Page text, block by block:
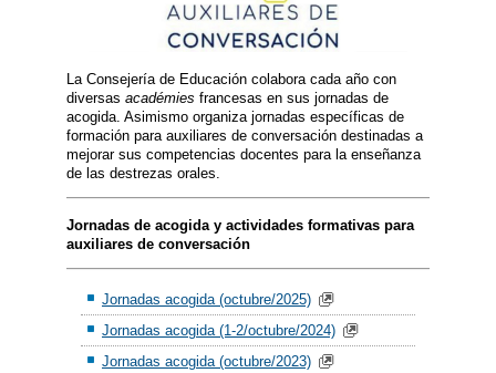
La Consejería de Educación colabora cada año con
diversas académies francesas en sus jornadas de
acogida. Asimismo organiza jornadas específicas de
formación para auxiliares de conversación destinadas a
mejorar sus competencias docentes para la enseñanza
de las destrezas orales.
Jornadas de acogida y actividades formativas para
auxiliares de conversación
Jornadas acogida (octubre/2025)
Jornadas acogida (1-2/octubre/2024)
Jornadas acogida (octubre/2023)